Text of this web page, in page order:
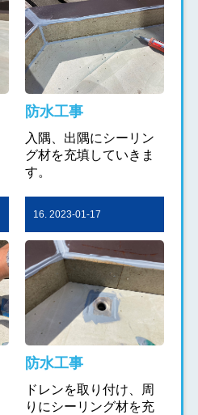
防水工事
入隅、出隅にシーリン
グ材を充填していきま
す。
16. 2023-01-17
防水工事
ドレンを取り付け、周
りにシーリング材を充